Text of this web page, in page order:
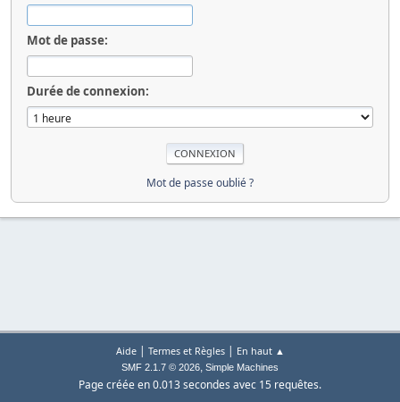
Mot de passe:
Durée de connexion:
Mot de passe oublié ?
Aide| Termes et Règles| En haut ▲
SMF 2.1.7 © 2026, Simple Machines
Page créée en 0.013 secondes avec 15 requêtes.